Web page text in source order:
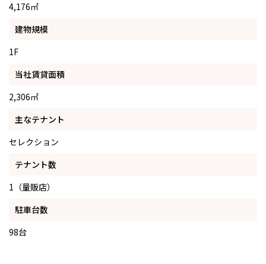
4,176㎡
建物規模
1F
当社賃貸面積
2,306㎡
主なテナント
セレクション
テナント数
1（量販店）
駐車台数
98台